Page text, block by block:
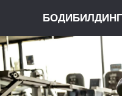
БОДИБИЛДИНГ